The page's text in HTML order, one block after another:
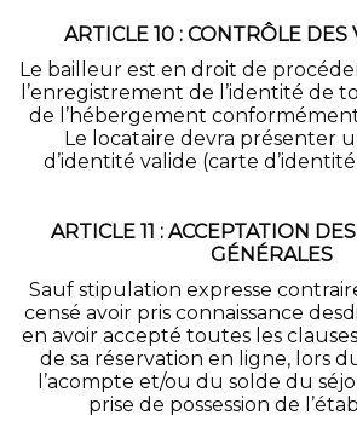
ARTICLE 10 : CONTRÔLE DES
Le bailleur est en droit de
l’enregistrement de l’identité de
de l’hébergement
Le locataire devra présenter
d’identité valide (carte
ARTICLE 11 : ACCEPTATION
GÉNÉRALES
Sauf stipulation expresse
censé avoir pris connaissance
en avoir accepté toutes les
de sa réservation en ligne, lors
l’acompte et/ou du solde du
prise de possession de